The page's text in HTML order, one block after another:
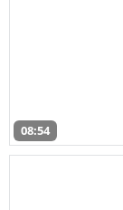
08:54